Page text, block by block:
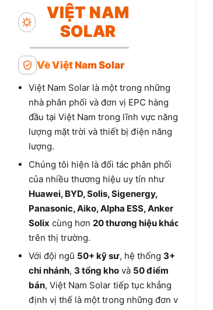
VIỆT NAM
SOLAR
Về Việt Nam Solar
Việt Nam Solar là một trong những
nhà phân phối và đơn vị EPC hàng
đầu tại Việt Nam trong lĩnh vực năng
lượng mặt trời và thiết bị điện năng
lượng.
Chúng tôi hiện là đối tác phân phối
của nhiều thương hiệu uy tín như
Huawei, BYD, Solis, Sigenergy,
Panasonic, Aiko, Alpha ESS, Anker
Solix cùng hơn 20 thương hiệu khác
trên thị trường.
Với đội ngũ 50+ kỹ sư, hệ thống 3+
chi nhánh, 3 tổng kho và 50 điểm
bán, Việt Nam Solar tiếp tục khẳng
định vị thế là một trong những đơn vị